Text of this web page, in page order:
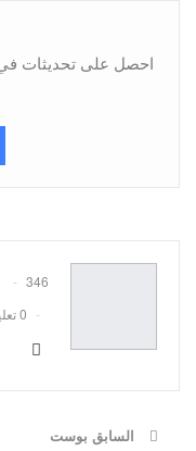
احصل على تحديثات
346 المشاركات
0 تعليقات
السابق بوست